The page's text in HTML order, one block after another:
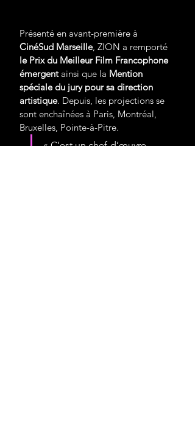
Présenté en avant-première à
CinéSud Marseille, ZION a remporté
le Prix du Meilleur Film Francophone
émergent ainsi que la Mention
spéciale du jury pour sa direction
artistique. Depuis, les projections se
sont enchaînées à Paris, Montréal,
Bruxelles, Pointe-à-Pitre.
« C’est un chef-d’œuvre.